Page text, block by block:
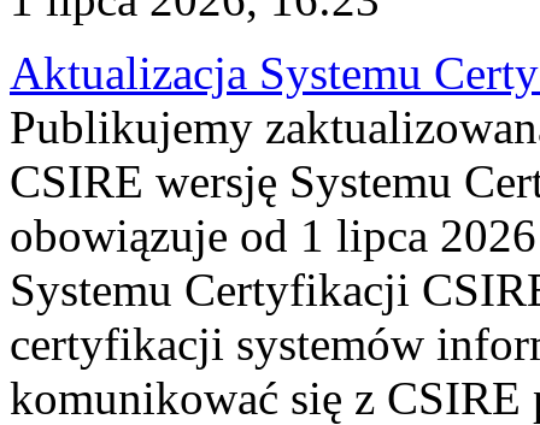
Aktualizacja Systemu
Publikujemy
CSIRE wersję Systemu
obowiązuje od 1 lipca
Systemu Certyfikacji
certyfikacji systemów
komunikować się z